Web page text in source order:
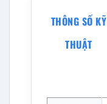
THÔNG SỐ KỸ
THUẬT